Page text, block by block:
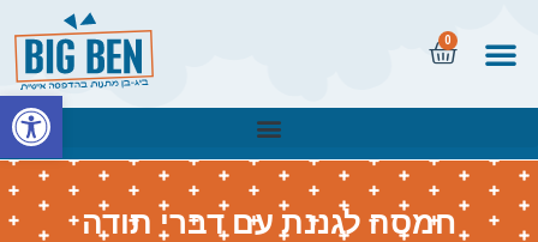
0
חמסה לגננת עם דברי תודה